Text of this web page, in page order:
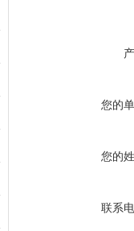
您的
您的
联系